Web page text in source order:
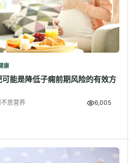
康
可能是降低子痫前期风险的有效方
思营养 6,005